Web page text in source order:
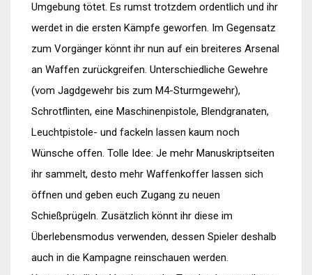
Umgebung tötet. Es rumst trotzdem ordentlich und ihr
werdet in die ersten Kämpfe geworfen. Im Gegensatz
zum Vorgänger könnt ihr nun auf ein breiteres Arsenal
an Waffen zurückgreifen. Unterschiedliche Gewehre
(vom Jagdgewehr bis zum M4-Sturmgewehr),
Schrotflinten, eine Maschinenpistole, Blendgranaten,
Leuchtpistole- und fackeln lassen kaum noch
Wünsche offen. Tolle Idee: Je mehr Manuskriptseiten
ihr sammelt, desto mehr Waffenkoffer lassen sich
öffnen und geben euch Zugang zu neuen
Schießprügeln. Zusätzlich könnt ihr diese im
Überlebensmodus verwenden, dessen Spieler deshalb
auch in die Kampagne reinschauen werden.